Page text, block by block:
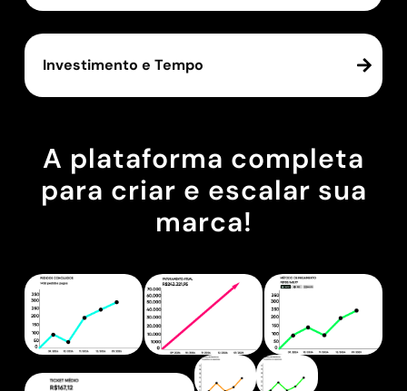
Investimento e Tempo
A plataforma completa
para criar e escalar sua
marca!